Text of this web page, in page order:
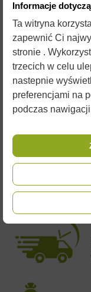
Informacje
Ta witryna
zapewnić Ci
stronie .
trzecich w celu
nastepnie
preferencjami na
podczas